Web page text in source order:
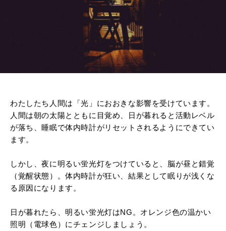
わたしたち人間は「光」におおきな影響を受けています。
人間は朝の太陽とともに目覚め、日が暮れると活動レベル
が落ち、睡眠で体内時計がリセットされるようにできてい
ます。
しかし、夜に明るい蛍光灯をつけていると、脳が昼と錯覚
（覚醒状態）。体内時計が狂い、結果として眠りが浅くな
る原因になります。
日が暮れたら、明るい蛍光灯はNG。オレンジ色の温かい
照明（電球色）にチェンジしましょう。